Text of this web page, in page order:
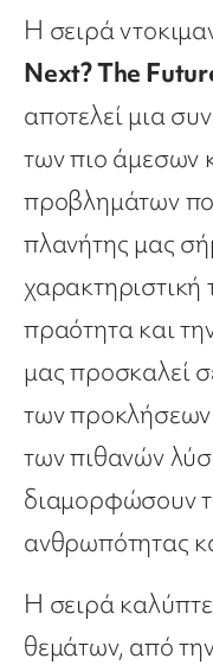
Η σειρά
Next? The
αποτελεί μια
των πιο άμεσων
προβλημάτων
πλανήτης μας
χαρακτηριστική
πραότητα και
μας προσκαλεί
των προκλήσεων
των πιθανών
διαμορφώσουν
ανθρωπότητας
Η σειρά
θεμάτων, από